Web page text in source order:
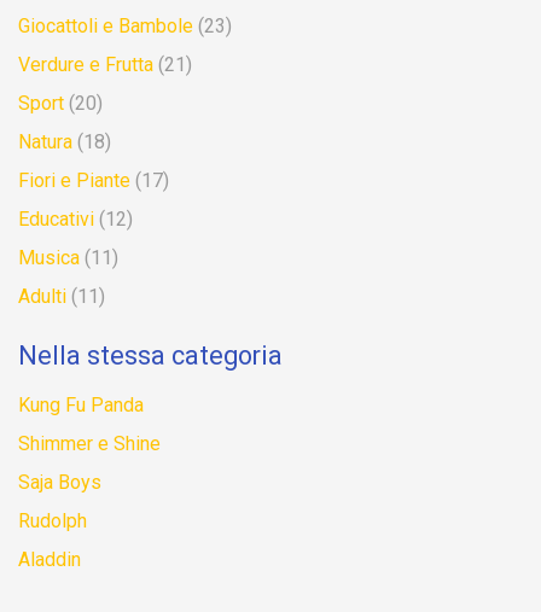
Giocattoli e Bambole (23)
Verdure e Frutta (21)
Sport (20)
Natura (18)
Fiori e Piante (17)
Educativi (12)
Musica (11)
Adulti (11)
Nella stessa categoria
Kung Fu Panda
Shimmer e Shine
Saja Boys
Rudolph
Aladdin